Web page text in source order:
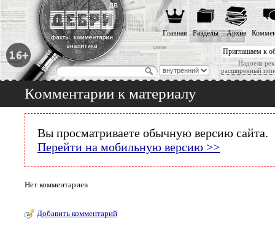
Приглашаем к
Надоела
расширенный
Главная Разделы Архив
Комментарии к материалу
Вы просматриваете обычную версию сайта.
Перейти на мобильную версию >>
Нет комментариев
Добавить комментарий